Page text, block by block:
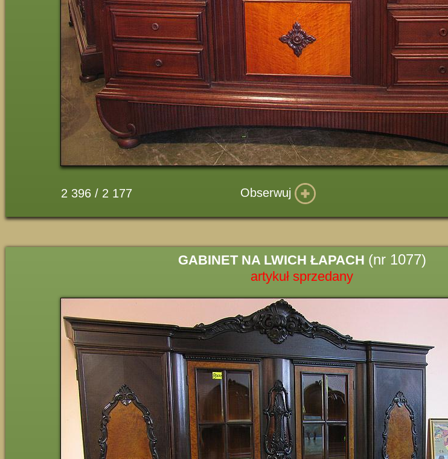
2 396 / 2 177 Obserwuj
GABINET NA LWICH ŁAPACH (nr 1077)
artykuł sprzedany